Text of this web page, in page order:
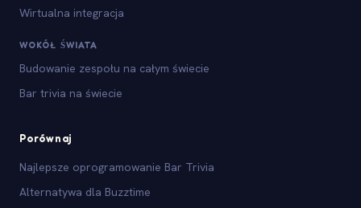
Wirtualna integracja
WOKÓŁ ŚWIATA
Budowanie zespołu na całym świecie
Bar trivia na świecie
Porównaj
Najlepsze oprogramowanie Bar Trivia
Alternatywa dla Buzztime